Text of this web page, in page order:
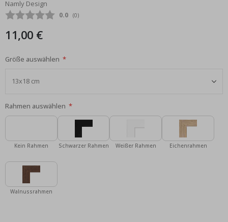
Bildgalerie
springen
Namly Design
Durchschnittliche Bewertung:
0.0 (abgegebene bewertungen:
0)
11,00 €
Größe auswählen
Rahmen auswählen
Kein Rahmen Schwarzer Rahmen Weißer Rahmen Eichenrahmen
Walnussrahmen